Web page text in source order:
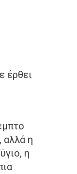
έρθει
αλλά η
η